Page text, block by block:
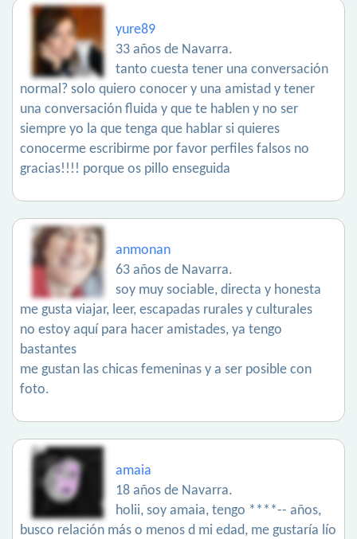
yure89
33 años de Navarra.
tanto cuesta tener una conversación
normal? solo quiero conocer y una amistad y tener
una conversación fluida y que te hablen y no ser
siempre yo la que tenga que hablar si quieres
conocerme escribirme por favor perfiles falsos no
gracias!!!! porque os pillo enseguida
anmonan
63 años de Navarra.
soy muy sociable, directa y honesta
me gusta viajar, leer, escapadas rurales y culturales
no estoy aquí para hacer amistades, ya tengo
bastantes
me gustan las chicas femeninas y a ser posible con
foto.
amaia
18 años de Navarra.
holii, soy amaia, tengo ****-- años,
busco relación más o menos d mi edad, me gustaría lío